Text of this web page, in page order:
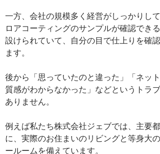
一方、会社の規模多く経営がしっかりし
ロアコーティングのサンプルが確認でき
設けられていて、自分の目で仕上りを確
ます。
後から「思っていたのと違った」「ネッ
質感がわからなかった」などというトラ
ありません。
例えば私たち株式会社ジェブでは、主要
に、実際のお住まいのリビングと等身大
ールームを備えています。